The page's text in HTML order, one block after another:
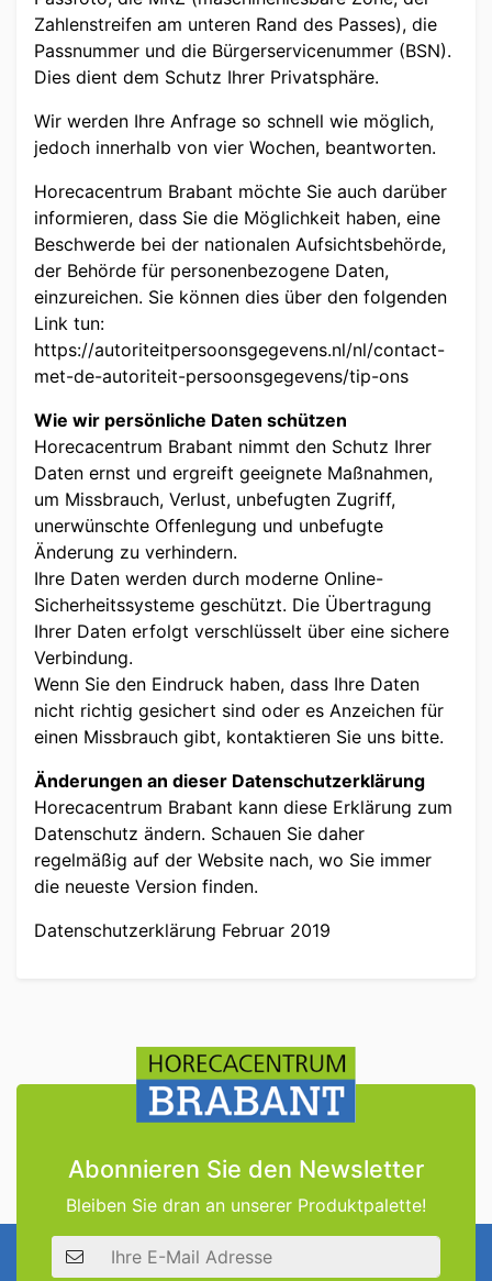
Zahlenstreifen am unteren Rand des Passes), die
Passnummer und die Bürgerservicenummer (BSN).
Dies dient dem Schutz Ihrer Privatsphäre.
Wir werden Ihre Anfrage so schnell wie möglich,
jedoch innerhalb von vier Wochen, beantworten.
Horecacentrum Brabant möchte Sie auch darüber
informieren, dass Sie die Möglichkeit haben, eine
Beschwerde bei der nationalen Aufsichtsbehörde,
der Behörde für personenbezogene Daten,
einzureichen. Sie können dies über den folgenden
Link tun:
https://autoriteitpersoonsgegevens.nl/nl/contact-
met-de-autoriteit-persoonsgegevens/tip-ons
Wie wir persönliche Daten schützen
Horecacentrum Brabant nimmt den Schutz Ihrer
Daten ernst und ergreift geeignete Maßnahmen,
um Missbrauch, Verlust, unbefugten Zugriff,
unerwünschte Offenlegung und unbefugte
Änderung zu verhindern.
Ihre Daten werden durch moderne Online-
Sicherheitssysteme geschützt. Die Übertragung
Ihrer Daten erfolgt verschlüsselt über eine sichere
Verbindung.
Wenn Sie den Eindruck haben, dass Ihre Daten
nicht richtig gesichert sind oder es Anzeichen für
einen Missbrauch gibt, kontaktieren Sie uns bitte.
Änderungen an dieser Datenschutzerklärung
Horecacentrum Brabant kann diese Erklärung zum
Datenschutz ändern. Schauen Sie daher
regelmäßig auf der Website nach, wo Sie immer
die neueste Version finden.
Datenschutzerklärung Februar 2019
Abonnieren Sie den Newsletter
Bleiben Sie dran an unserer Produktpalette!
E-Mail Adresse